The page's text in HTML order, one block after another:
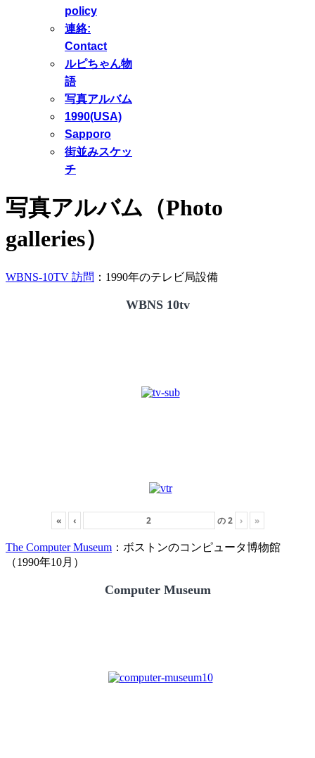
policy
連絡:
Contact
ルピちゃん物
語
写真アルバム
1990(USA)
Sapporo
街並みスケッ
チ
写真アルバム（Photo
galleries）
WBNS-10TV 訪問 ：1990年のテレビ局設備
WBNS 10tv
« ‹ の2 › »
The Computer Museum ：ボストンのコンピュータ博物館
（1990年10月）
Computer Museum